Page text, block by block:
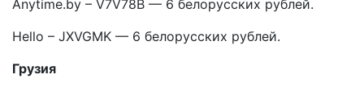
Anytime.by – V7V78B — 6 белорусских рублей.
Hello – JXVGMK — 6 белорусских рублей.
Грузия